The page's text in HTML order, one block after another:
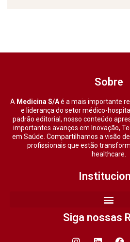
Sobre
A Medicina S/Aé a mais importante
e liderança do setor médico-
padrão editorial, nosso conteúdo
importantes avanços em Inovação,
em Saúde. Compartilhamos a visão
profissionais que estão
healthcare.
Siga nossas